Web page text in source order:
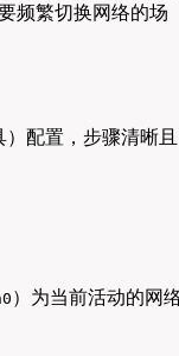
频繁切换网络的场
）配置，步骤清晰且
）为当前活动的网